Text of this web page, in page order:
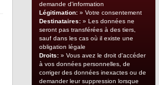
demande d'information
Légitimation: » Votre consentement
Destinataires: » Les données ne
seront pas transférées à des tiers,
sauf dans les cas où il existe une
obligation légale
Droits: » Vous avez le droit d'accéder
à vos données personnelles, de
corriger des données inexactes ou de
demander leur suppression lorsque